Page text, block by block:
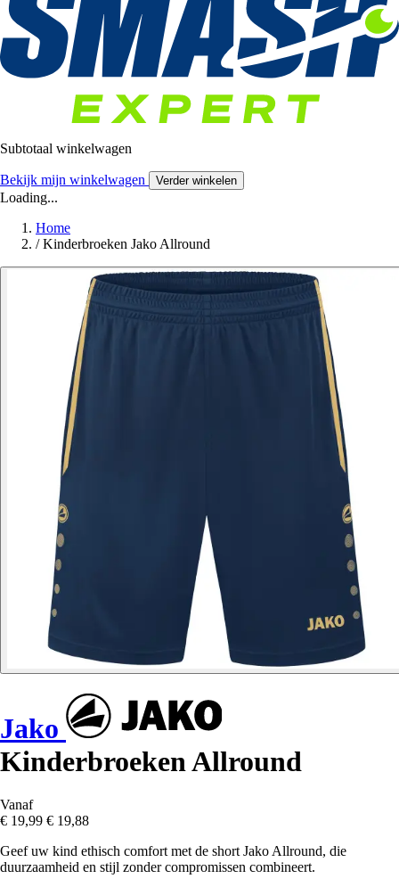
Subtotaal winkelwagen
Bekijk mijn winkelwagen Verder winkelen
Loading...
Home
/ Kinderbroeken Jako Allround
Jako
Kinderbroeken Allround
Vanaf
€ 19,99 € 19,88
Geef uw kind ethisch comfort met de short Jako Allround, die
duurzaamheid en stijl zonder compromissen combineert.